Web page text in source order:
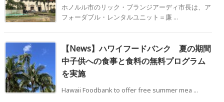
ホノルル市のリック・ブランジアーディ市長は、ア
フォーダブル・レンタルユニット＝廉 ...
【News】ハワイフードバンク 夏の期間
中子供への食事と食料の無料プログラム
を実施
Hawaii Foodbank to offer free summer mea ...